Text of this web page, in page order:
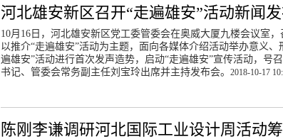
河北雄安新区召开“走遍雄安”活动新闻
10月16日，河北雄安新区党工委管委会在奥威大厦九楼会议室
以推介“走遍雄安”活动为主题，面向各媒体介绍活动举办意义
遍雄安”活动进行首次发声造势，启动“走遍雄安”宣传活动，号
书记、管委会常务副主任刘宝玲出席并主持发布会。 2018-10-17
陈刚李谦调研河北国际工业设计周活动